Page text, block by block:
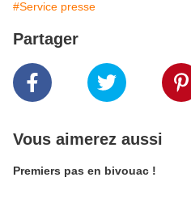
#Service presse
Partager
Vous aimerez aussi
Premiers pas en bivouac !